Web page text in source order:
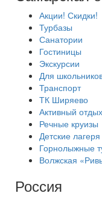
Акции! Скидки!
Турбазы
Санатории
Гостиницы
Экскурсии
Для
Транспорт
ТК Ширяево
Активный отдых
Речные круизы
Детские лагеря
Горнолыжные
Волжская
Россия